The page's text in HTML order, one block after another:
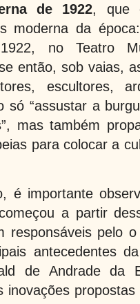
de 1922, que
moderna da
no Teatro
então, sob vaias,
escultores,
só “assustar a
mas também
para colocar a
é importante
a partir
responsáveis pelo
antecedentes
de Andrade da
inovações